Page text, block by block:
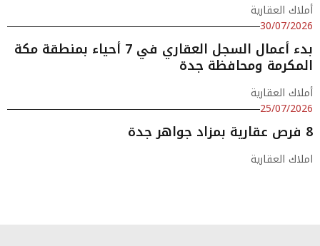
أملاك العقارية
30/07/2026
بدء أعمال السجل العقاري في 7 أحياء بمنطقة مكة
المكرمة ومحافظة جدة
أملاك العقارية
25/07/2026
8 فرص عقارية بمزاد جواهر جدة
املاك العقارية